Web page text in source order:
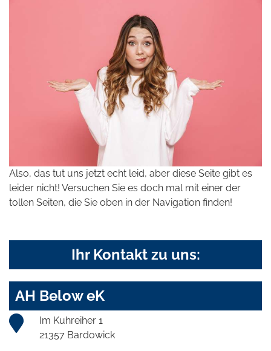
Also, das tut uns jetzt echt leid, aber diese Seite gibt es
leider nicht! Versuchen Sie es doch mal mit einer der
tollen Seiten, die Sie oben in der Navigation finden!
Ihr Kontakt zu uns:
AH Below eK
Im Kuhreiher 1
21357 Bardowick